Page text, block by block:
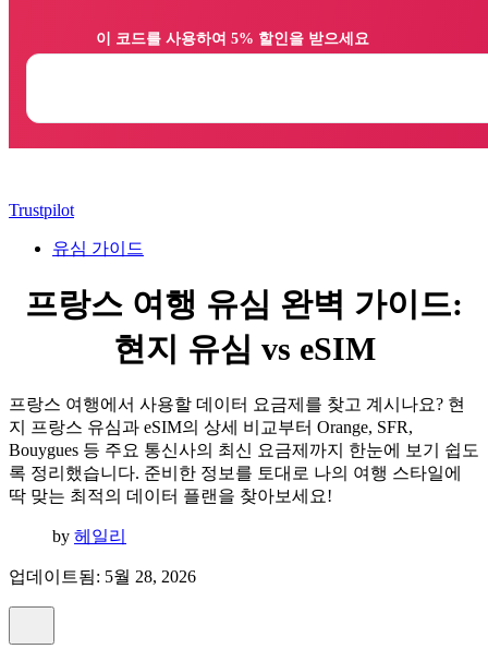
Trustpilot
유심 가이드
프랑스 여행 유심 완벽 가이드:
현지 유심 vs eSIM
프랑스 여행에서 사용할 데이터 요금제를 찾고 계시나요? 현
지 프랑스 유심과 eSIM의 상세 비교부터 Orange, SFR,
Bouygues 등 주요 통신사의 최신 요금제까지 한눈에 보기 쉽도
록 정리했습니다. 준비한 정보를 토대로 나의 여행 스타일에
딱 맞는 최적의 데이터 플랜을 찾아보세요!
by 헤일리
업데이트됨: 5월 28, 2026